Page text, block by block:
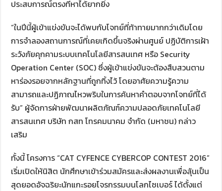
ประสบการณ์ตรงที่หาได้ยากยิ่ง
“ในปีนี้ผู้เข้าแข่งขันจะได้พบกับโจทย์ที่ท้าทายมากกว่าเดิมโดย
การจำลองสถานการณ์ที่เคยเกิดขึ้นจริงผ่านศูนย์ ปฏิบัติการเฝ้า
ระวังภัยคุกคามระบบเทคโนโลยีสารสนเทศ หรือ Security
Operation Center (SOC) ซึ่งผู้เข้าแข่งขันจะต้องสืบสวนตาม
หาร่องรอยจากหลักฐานที่ถูกทิ้งไว้ โดยอาศัยความรู้ความ
สามารถและปฏิภาณไหวพริบในการค้นหาคำตอบจากโจทย์ที่ได้
รับ” ผู้จัดการฝ่ายพัฒนาผลิตภัณฑ์ความปลอดภัยเทคโนโลยี
สารสนเทศ บริษัท กสท โทรคมนาคม จำกัด (มหาชน) กล่าว
เสริม
ทั้งนี้ โครงการ “CAT CYFENCE CYBERCOP CONTEST 2016”
เริ่มเปิดให้นิสิต นักศึกษาเข้าร่วมสมัครและส่งผลงานเพื่อลุ้นเป็น
สุดยอดอัจฉริยะนักแกะรอยโจรกรรมบนโลกไซเบอร์ ได้ตั้งแต่